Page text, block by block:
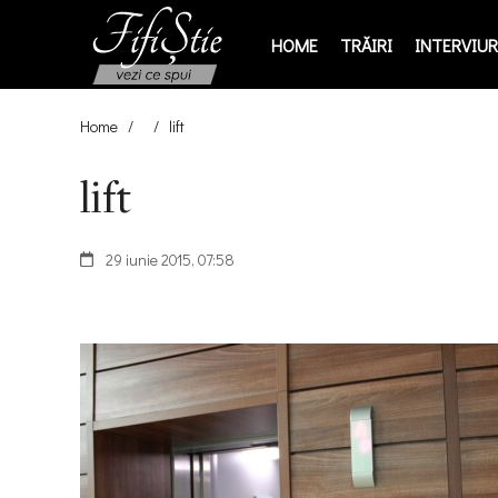
HOME TRĂIRI
Home / / lift
lift
29 iunie 2015, 07:58